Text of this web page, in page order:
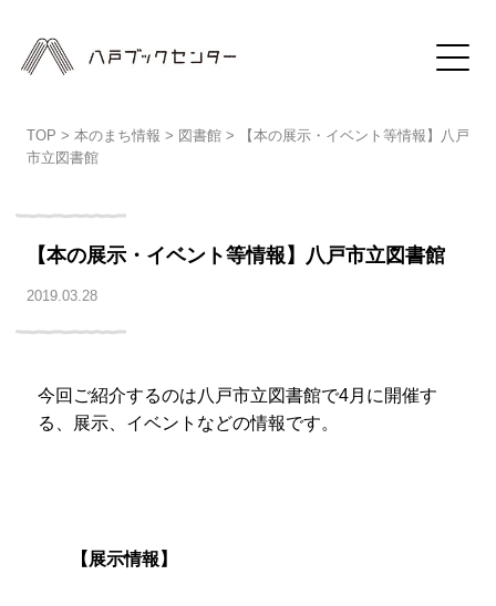
TOP > 本のまち情報 > 図書館>
【本の展示・イベント等情報】八戸
市立図書館
【本の展示・イベント等情報】八戸市立図書館
2019.03.28
今回ご紹介するのは八戸市立図書館で4月に開催す
る、展示、イベントなどの情報です。
【展示情報】